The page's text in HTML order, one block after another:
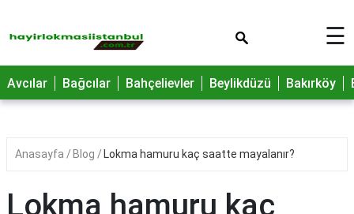
☰
Avcılar Bağcılar Bahçelievler Beylikdüzü Bakırköy
Anasayfa Blog Lokma hamuru kaç saatte mayalanır?
Lokma hamuru kaç